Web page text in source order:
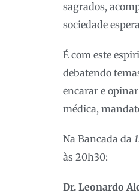
sagrados,
sociedade
É com este
debatendo
encarar e
médica,
Na Bancada da
às 20h30:
Dr. Leonardo